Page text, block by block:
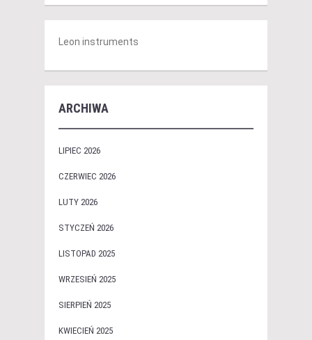
Leon instruments
ARCHIWA
LIPIEC 2026
CZERWIEC 2026
LUTY 2026
STYCZEŃ 2026
LISTOPAD 2025
WRZESIEŃ 2025
SIERPIEŃ 2025
KWIECIEŃ 2025